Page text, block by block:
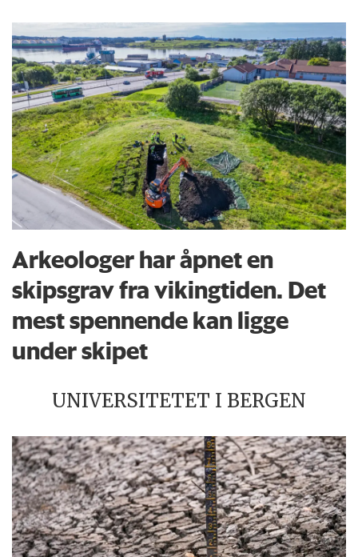
Arkeologer har åpnet en
skipsgrav fra vikingtiden. Det
mest spennende kan ligge
under skipet
UNIVERSITETET I BERGEN